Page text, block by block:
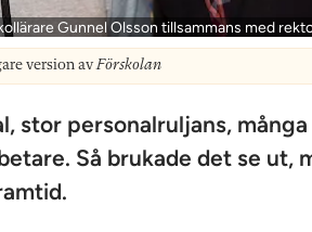
­G­unnel Olsson tillsammans med
version avFörskolan
stor personalruljans,
Så brukade det se ut,